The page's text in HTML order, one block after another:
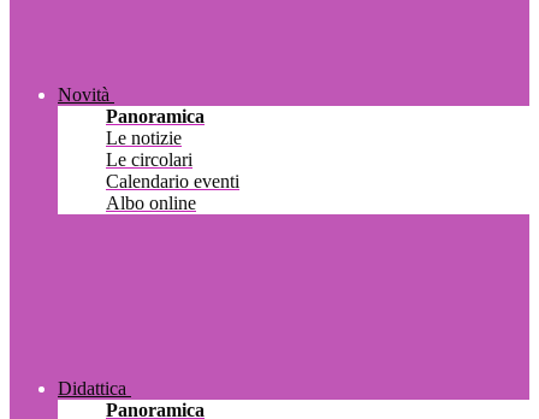
Novità
Panoramica
Le notizie
Le circolari
Calendario eventi
Albo online
Didattica
Panoramica